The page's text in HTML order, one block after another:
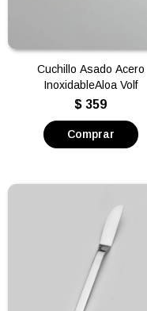
Cuchillo Asado Acero
InoxidableAloa Volf
$ 359